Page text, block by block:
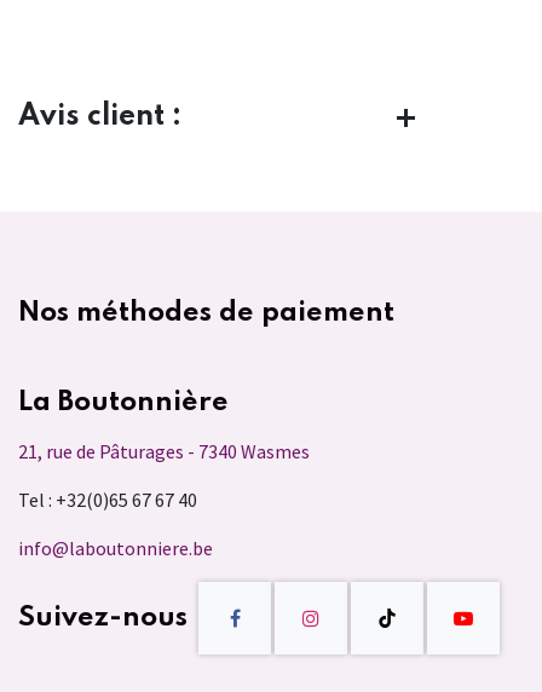
Avis client :
Nos méthodes de paiement
La Boutonnière
21, rue de Pâturages - 7340 Wasmes
Tel : +32(0)65 67 67 40
info@laboutonniere.be
Suivez-nous